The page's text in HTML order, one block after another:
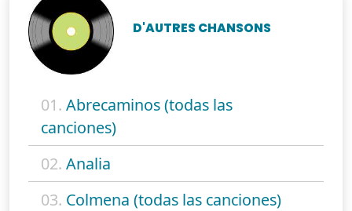
D'AUTRES CHANSONS
01. Abrecaminos (todas las
canciones)
02. Analia
03. Colmena (todas las canciones)